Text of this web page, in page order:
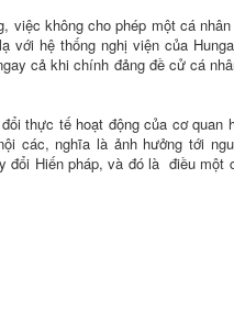
việc không cho phép một cá
với hệ thống nghị viện của
cả khi chính đảng đề cử cá
thực tế hoạt động của cơ quan
các, nghĩa là ảnh hưởng tới
đổi Hiến pháp, và đó là điều một